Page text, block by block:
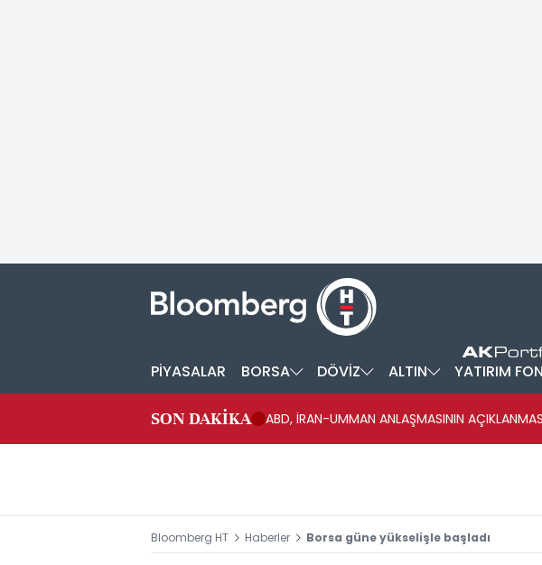
PİYASALAR BORSA DÖVİZ ALTIN YATIRIM
SON DAKİKA ABD, İRAN-UMMAN ANLAŞMASININ
Bloomberg HT Haberler Borsa güne yükselişle başladı